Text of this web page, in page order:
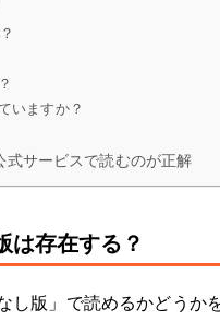
いますか？
式サービスで読むのが正解
は存在する？
版」で読めるかどうか